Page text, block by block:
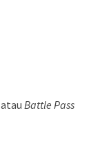
atau Battle Pass